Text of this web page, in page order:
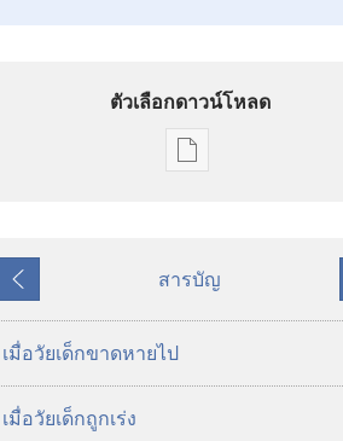
ตัวเลือกดาวน์โหลด
ตัว
สิ่ง
พิมพ์
ย้อน
หลัง
สารบัญ
เมื่อวัยเด็กขาดหายไป
เมื่อวัยเด็กถูกเร่ง